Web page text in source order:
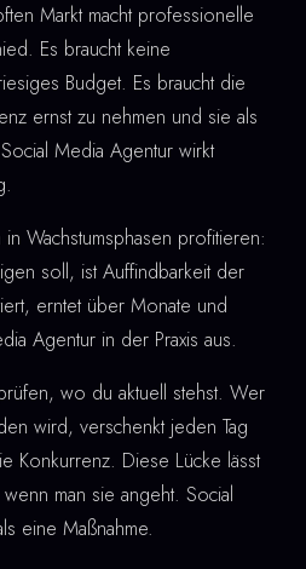
Markt macht professionelle
Es braucht keine
Budget. Es braucht die
ernst zu nehmen und sie als
Media Agentur wirkt
Wachstumsphasen profitieren:
soll, ist Auffindbarkeit der
erntet über Monate und
Agentur in der Praxis aus.
wo du aktuell stehst. Wer
wird, verschenkt jeden Tag
Konkurrenz. Diese Lücke lässt
man sie angeht. Social
eine Maßnahme.